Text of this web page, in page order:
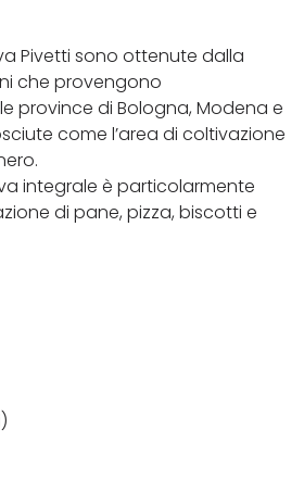
Pivetti sono ottenute dalla
che provengono
province di Bologna, Modena e
come l’area di coltivazione
integrale è particolarmente
di pane, pizza, biscotti e